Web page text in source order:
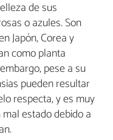
de sus
o azules. Son
Japón, Corea y
como planta
pese a su
pueden resultar
respecta, y es muy
estado debido a